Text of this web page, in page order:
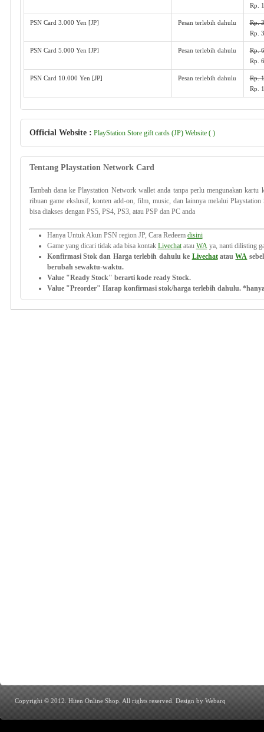
Rp.
PSN Card 3.000 Yen [JP] Pesan terlebih dahulu
Rp.
Rp.
PSN Card 5.000 Yen [JP] Pesan terlebih dahulu
Rp.
Rp.
PSN Card 10.000 Yen [JP] Pesan terlebih dahulu
Rp.
Rp.
Official Website : PlayStation Store gift cards (JP) Website ( )
Tentang Playstation Network Card
Tambah dana ke Playstation Network wallet anda tanpa perlu mengunakan
ribuan game ekslusif, konten add-on, film, music, dan lainnya melalui
bisa diakses dengan PS5, PS4, PS3, atau PSP dan PC anda
Hanya Untuk Akun PSN region JP, Cara Redeem disini
Game yang dicari tidak ada bisa kontak Livechatatau WAya, nanti dilisting
Konfirmasi Stok dan Harga terlebih dahulu ke LivechatatauWA
berubah sewaktu-waktu.
Value "Ready Stock" berarti kode ready Stock.
Value "Preorder" Harap konfirmasi stok/harga terlebih dahulu.
Copyright © 2012. Hiten Online Shop. All rights reserved.Design by Webarq